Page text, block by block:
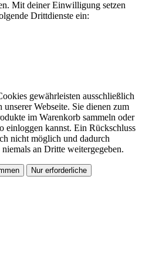
Mit deiner Einwilligung setzen
Drittdienste ein:
gewährleisten ausschließlich
Webseite. Sie dienen zum
im Warenkorb sammeln oder
einloggen kannst. Ein Rückschluss
nicht möglich und dadurch
an Dritte weitergegeben.
Nur erforderliche